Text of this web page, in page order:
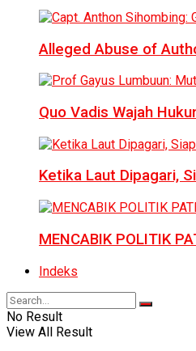
Alleged Abuse of
Quo Vadis Wajah
Ketika Laut Dipagari,
MENCABIK POLITIK
Indeks
No Result
View All Result